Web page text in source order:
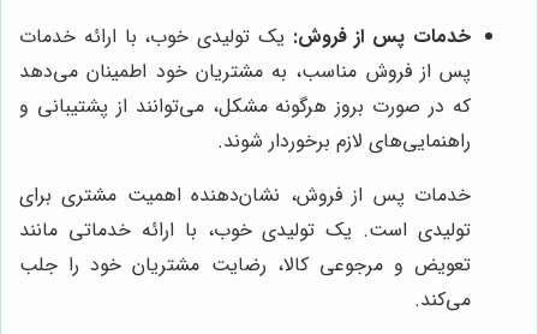
خدمات پس از فروش: یک تولیدی خوب، با ارائه خدمات
پس از فروش مناسب، به مشتریان خود اطمینان می‌دهد
که در صورت بروز هرگونه مشکل، می‌توانند از پشتیبانی و
راهنمایی‌های لازم برخوردار شوند.
خدمات پس از فروش، نشان‌دهنده اهمیت مشتری برای
تولیدی است. یک تولیدی خوب، با ارائه خدماتی مانند
تعویض و مرجوعی کالا، رضایت مشتریان خود را جلب
می‌کند.